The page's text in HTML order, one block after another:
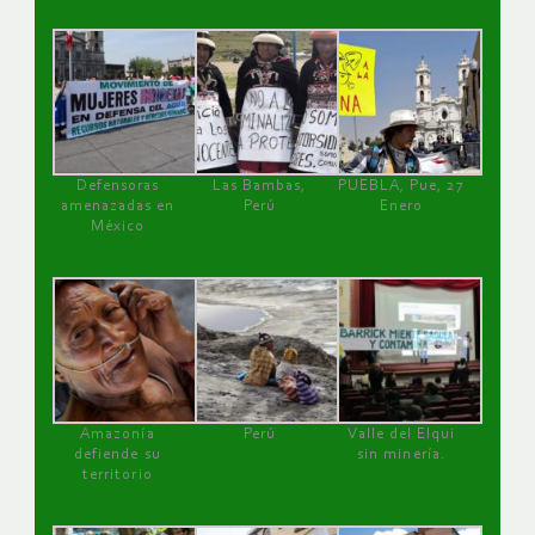
Defensoras
amenazadas en
México
Las Bambas,
Perú
PUEBLA, Pue, 27
Enero
Amazonía
defiende su
territorio
Perú
Valle del Elqui
sin minería.